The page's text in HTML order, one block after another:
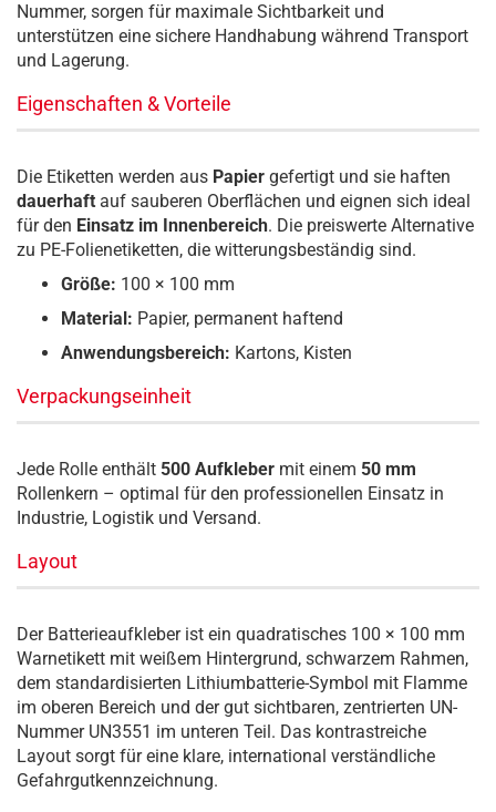
Nummer, sorgen für maximale Sichtbarkeit und
unterstützen eine sichere Handhabung während Transport
und Lagerung.
Eigenschaften & Vorteile
Die Etiketten werden aus Papier gefertigt und sie haften
dauerhaft auf sauberen Oberflächen und eignen sich ideal
für den Einsatz im Innenbereich. Die preiswerte Alternative
zu PE-Folienetiketten, die witterungsbeständig sind.
Größe: 100 × 100 mm
Material: Papier, permanent haftend
Anwendungsbereich: Kartons, Kisten
Verpackungseinheit
Jede Rolle enthält 500 Aufkleber mit einem 50 mm
Rollenkern – optimal für den professionellen Einsatz in
Industrie, Logistik und Versand.
Layout
Der Batterieaufkleber ist ein quadratisches 100 × 100 mm
Warnetikett mit weißem Hintergrund, schwarzem Rahmen,
dem standardisierten Lithiumbatterie-Symbol mit Flamme
im oberen Bereich und der gut sichtbaren, zentrierten UN-
Nummer UN3551 im unteren Teil. Das kontrastreiche
Layout sorgt für eine klare, international verständliche
Gefahrgutkennzeichnung.